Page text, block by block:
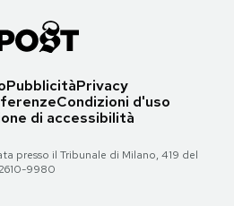
PubblicitàPrivacy
Condizioni d'uso
di accessibilità
presso il Tribunale di Milano, 419 del
9980